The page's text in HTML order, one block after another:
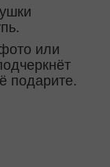
или
подарите.